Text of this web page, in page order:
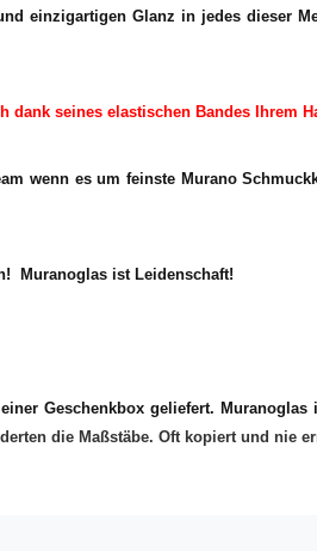
einzigartigen Glanz in jedes dieser
dank seines elastischen Bandes Ihrem
wenn es um feinste Murano
Muranoglas ist Leidenschaft!
Geschenkbox geliefert.
die Maßstäbe. Oft kopiert und nie